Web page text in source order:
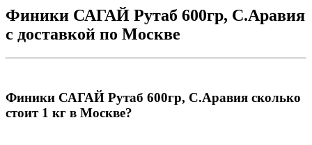
Финики САГАЙ Рутаб 600гр, С.Аравия
с доставкой по Москве
Финики САГАЙ Рутаб 600гр, С.Аравия сколько
стоит 1 кг в Москве?